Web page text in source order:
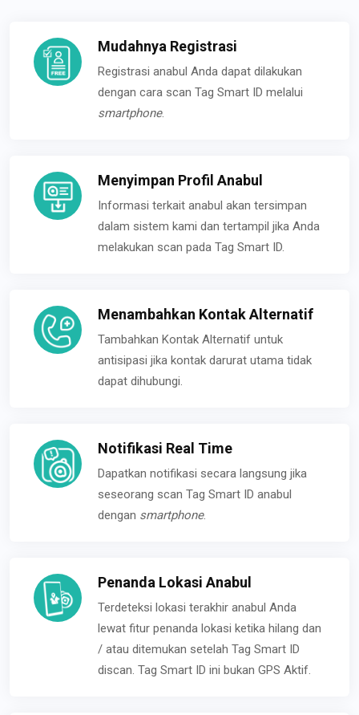
Mudahnya Registrasi
Registrasi anabul Anda dapat dilakukan
dengan cara scan Tag Smart ID melalui
smartphone.
Menyimpan Profil Anabul
Informasi terkait anabul akan tersimpan
dalam sistem kami dan tertampil jika Anda
melakukan scan pada Tag Smart ID.
Menambahkan Kontak Alternatif
Tambahkan Kontak Alternatif untuk
antisipasi jika kontak darurat utama tidak
dapat dihubungi.
Notifikasi Real Time
Dapatkan notifikasi secara langsung jika
seseorang scan Tag Smart ID anabul
dengan smartphone.
Penanda Lokasi Anabul
Terdeteksi lokasi terakhir anabul Anda
lewat fitur penanda lokasi ketika hilang dan
/ atau ditemukan setelah Tag Smart ID
discan. Tag Smart ID ini bukan GPS Aktif.